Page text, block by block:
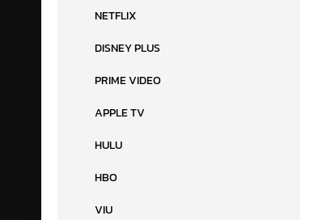
NETFLIX
DISNEY PLUS
PRIME VIDEO
APPLE TV
HULU
HBO
VIU